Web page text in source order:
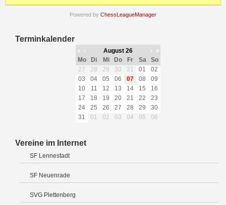
Powered by ChessLeagueManager
Terminkalender
« ‹ August 26 ›
»
Mo
Di Mi Do Fr Sa
So
27
28 29 30 31 01
02
03
04 05 06 07 08
09
10
11 12 13 14 15
16
17
18 19 20 21 22
23
24
25 26 27 28 29
30
31
01 02 03 04 05 06
Vereine im Internet
SF Lennestadt
SF Neuenrade
SVG Plettenberg